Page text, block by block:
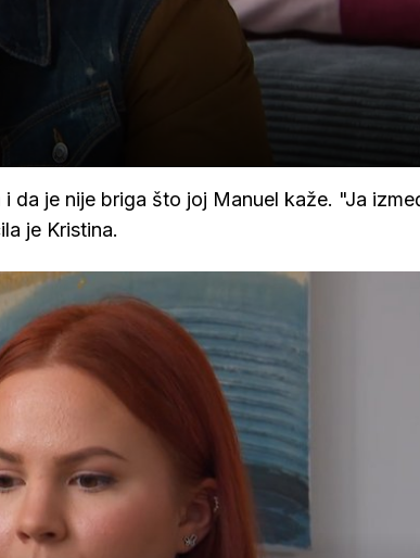
da je nije briga što joj Manuel kaže. "Ja
je Kristina.